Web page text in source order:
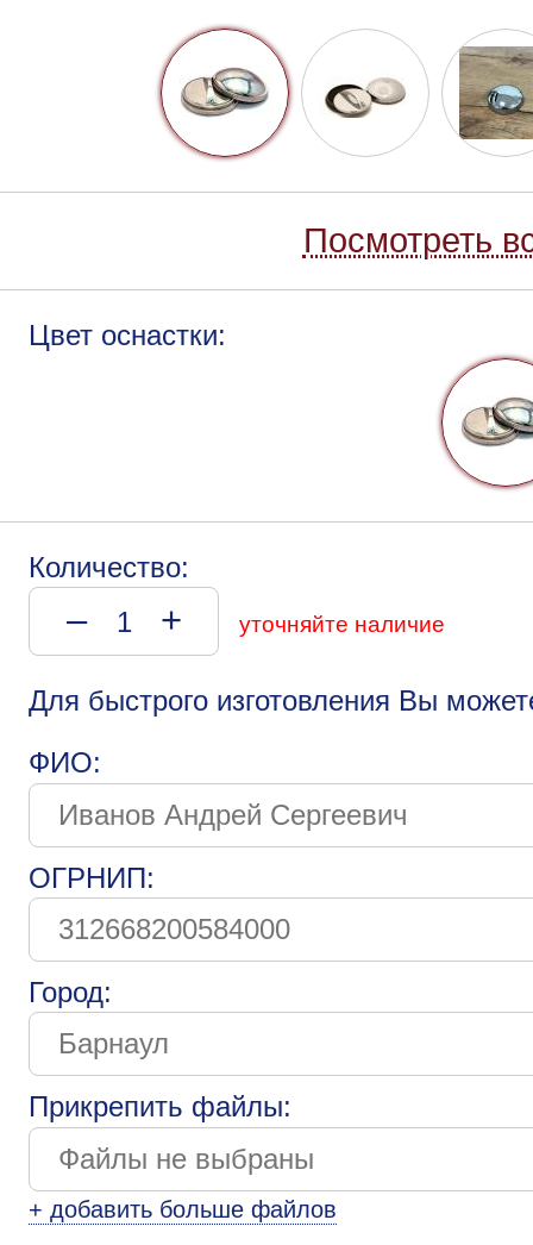
Посмотреть
Цвет оснастки:
Количество:
– + уточняйте наличие
Для быстрого изготовления Вы
ФИО:
ОГРНИП:
Город:
Прикрепить файлы:
+ добавить больше файлов